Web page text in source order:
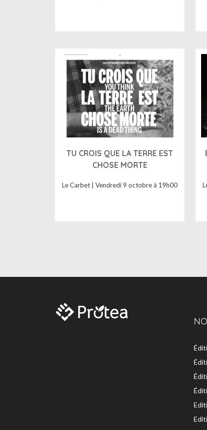
TU CROIS QUE LA TERRE EST
CHOSE MORTE
Le Carbet | Vendredi 9 octobre à 19h00